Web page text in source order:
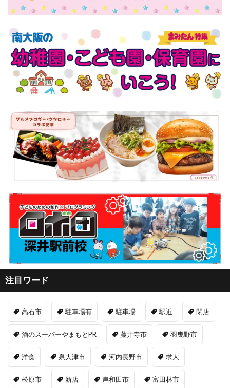
注目ワード
高石市 駐車場有 駐車場 駅近 閉店
酒のスーパーやまもとPR 藤井寺市 羽曳野市
洋食 泉大津市 河内長野市 求人
松原市 新店 岸和田市 富田林市